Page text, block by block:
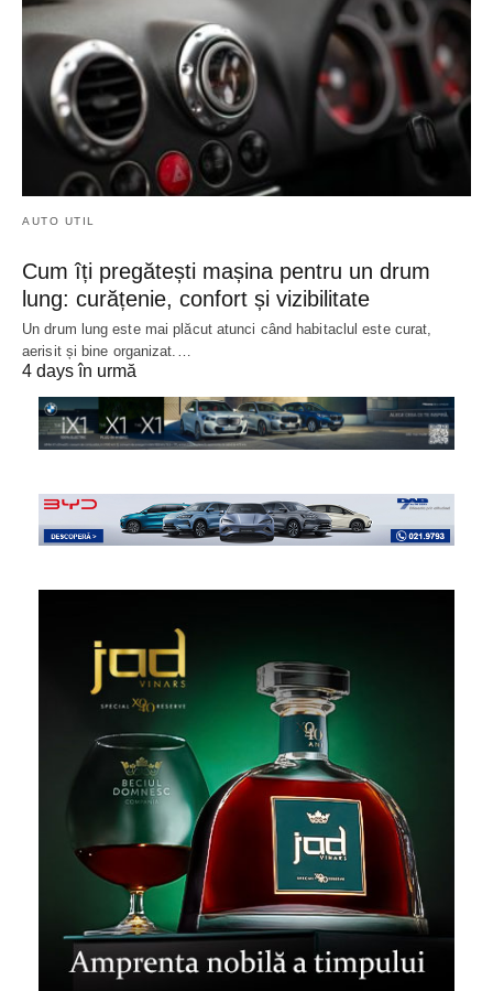
AUTO UTIL
Cum îți pregătești mașina pentru un drum
lung: curățenie, confort și vizibilitate
Un drum lung este mai plăcut atunci când habitaclul este curat,
aerisit și bine organizat.…
4 days în urmă